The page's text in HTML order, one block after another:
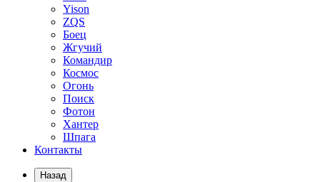
Yison
ZQS
Боец
Жгучий
Командир
Космос
Огонь
Поиск
Фотон
Хантер
Шпага
Контакты
Назад